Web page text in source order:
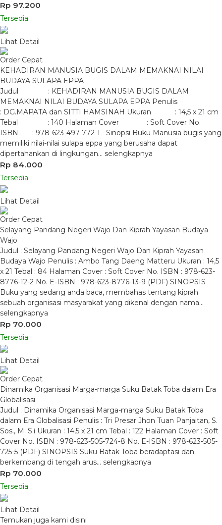
Rp 97.200
Tersedia
Lihat Detail
Order Cepat
KEHADIRAN MANUSIA BUGIS DALAM MEMAKNAI NILAI
BUDAYA SULAPA EPPA
Judul : KEHADIRAN MANUSIA BUGIS DALAM
MEMAKNAI NILAI BUDAYA SULAPA EPPA Penulis
: DG.MAPATA dan SITTI HAMSINAH Ukuran : 14,5 x 21 cm
Tebal : 140 Halaman Cover : Soft Cover No.
ISBN : 978-623-497-772-1 Sinopsi Buku Manusia bugis yang
memiliki nilai-nilai sulapa eppa yang berusaha dapat
dipertahankan di lingkungan… selengkapnya
Rp 84.000
Tersedia
Lihat Detail
Order Cepat
Selayang Pandang Negeri Wajo Dan Kiprah Yayasan Budaya
Wajo
Judul : Selayang Pandang Negeri Wajo Dan Kiprah Yayasan
Budaya Wajo Penulis : Ambo Tang Daeng Matteru Ukuran : 14,5
x 21 Tebal : 84 Halaman Cover : Soft Cover No. ISBN : 978-623-
8776-12-2 No. E-ISBN : 978-623-8776-13-9 (PDF) SINOPSIS
Buku yang sedang anda baca, membahas tentang kiprah
sebuah organisasi masyarakat yang dikenal dengan nama…
selengkapnya
Rp 70.000
Tersedia
Lihat Detail
Order Cepat
Dinamika Organisasi Marga-marga Suku Batak Toba dalam Era
Globalisasi
Judul : Dinamika Organisasi Marga-marga Suku Batak Toba
dalam Era Globalisasi Penulis : Tri Presar Jhon Tuan Panjaitan, S.
Sos., M. S.i Ukuran : 14,5 x 21 cm Tebal : 122 Halaman Cover : Soft
Cover No. ISBN : 978-623-505-724-8 No. E-ISBN : 978-623-505-
725-5 (PDF) SINOPSIS Suku Batak Toba beradaptasi dan
berkembang di tengah arus… selengkapnya
Rp 70.000
Tersedia
Lihat Detail
Temukan juga kami disini